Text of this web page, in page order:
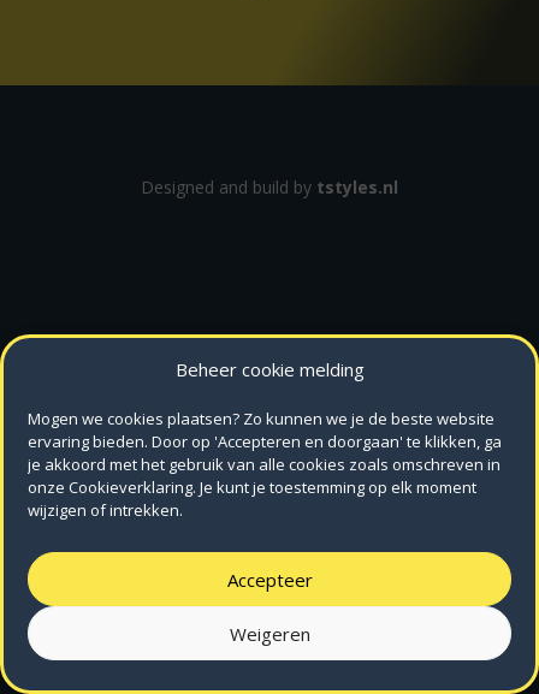
Beheer cookie melding
Mogen we cookies plaatsen? Zo kunnen we je de beste website
ervaring bieden. Door op 'Accepteren en doorgaan' te klikken, ga
je akkoord met het gebruik van alle cookies zoals omschreven in
onze Cookieverklaring. Je kunt je toestemming op elk moment
wijzigen of intrekken.
Accepteer
Weigeren
Designed and build by tstyles.nl